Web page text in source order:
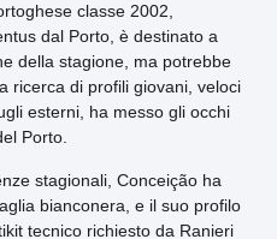
classe 2002,
dal Porto, è destinato a
della stagione, ma potrebbe
ricerca di profili giovani, veloci
esterni, ha messo gli occhi
Porto.
stagionali, Conceição ha
bianconera, e il suo profilo
tecnico richiesto da Ranieri